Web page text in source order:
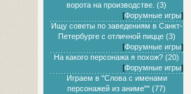
ворота на производстве. (3)
[Форумные игры]
Ищу советы по заведениям в Санкт-
Петербурге с отличной пицце (3)
[Форумные игры]
На какого персонажа я похож? (20)
[Форумные игры]
Играем в "Слова с именами
персонажей из аниме"" (77)